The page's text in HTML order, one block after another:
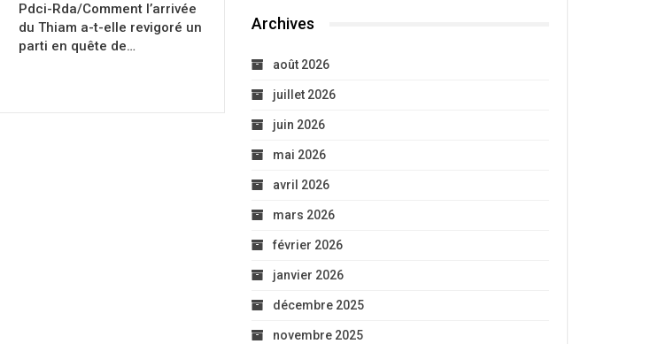
Pdci-Rda/Comment l’arrivée
du Thiam a-t-elle revigoré un
parti en quête de…
Archives
août 2026
juillet 2026
juin 2026
mai 2026
avril 2026
mars 2026
février 2026
janvier 2026
décembre 2025
novembre 2025